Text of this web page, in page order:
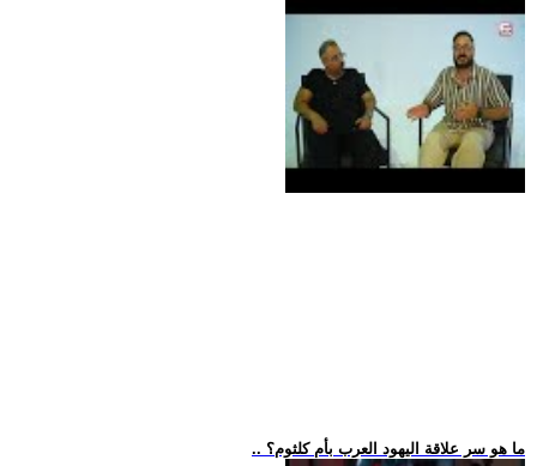
.. ما هو سر علاقة اليهود العرب بأم كلثوم؟